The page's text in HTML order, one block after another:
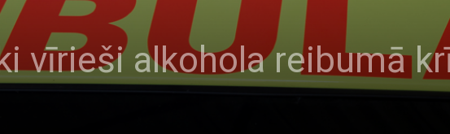
vīrieši alkohola reibumā